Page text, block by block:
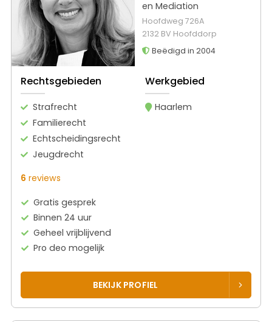
en Mediation
Hoofdweg 726A
2132 BV Hoofddorp
Beëdigd in 2004
Rechtsgebieden
Strafrecht
Familierecht
Echtscheidingsrecht
Jeugdrecht
Werkgebied
Haarlem
6 reviews
Gratis gesprek
Binnen 24 uur
Geheel vrijblijvend
Pro deo mogelijk
BEKIJK PROFIEL